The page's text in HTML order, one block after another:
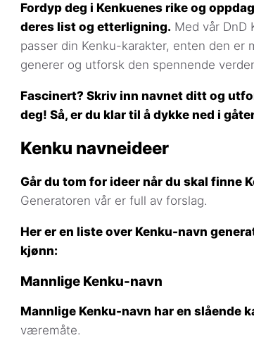
Fordyp deg i Kenkuenes rike og
deres list og etterligning. Med vår DnD
passer din Kenku-karakter, enten den er
generer og utforsk den spennende
Fascinert? Skriv inn navnet ditt og
deg! Så, er du klar til å dykke ned i
Kenku navneideer
Går du tom for ideer når du skal finne
Generatoren vår er full av forslag.
Her er en liste over Kenku-navn
kjønn:
Mannlige Kenku-navn
Mannlige Kenku-navn har en slående
væremåte.